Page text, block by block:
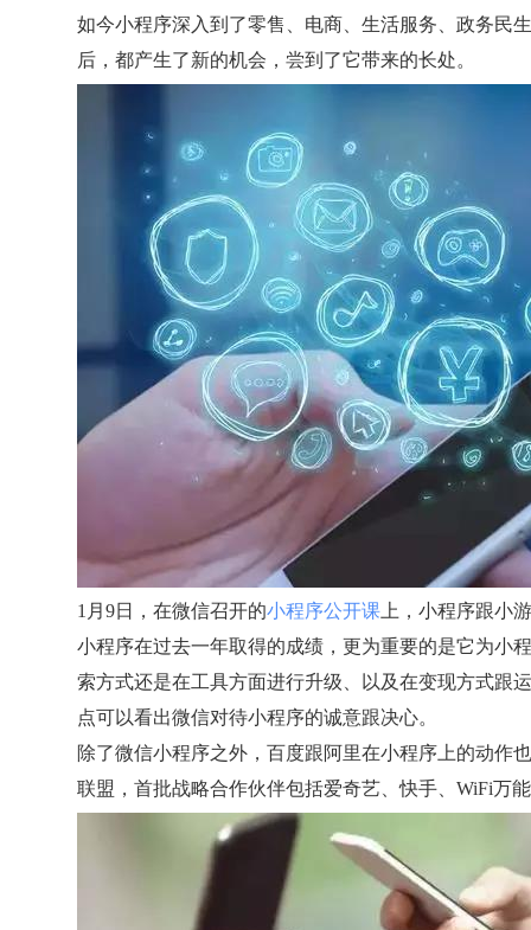
如今小程序深入到了零售、电商、生活服务、政务民
后，都产生了新的机会，尝到了它带来的长处。
1月9日，在微信召开的小程序公开课 上，小程序跟小
小程序在过去一年取得的成绩，更为重要的是它为小
索方式还是在工具方面进行升级、以及在变现方式跟
点可以看出微信对待小程序的诚意跟决心。
除了微信小程序之外，百度跟阿里在小程序上的动作
联盟，首批战略合作伙伴包括爱奇艺、快手、WiFi万